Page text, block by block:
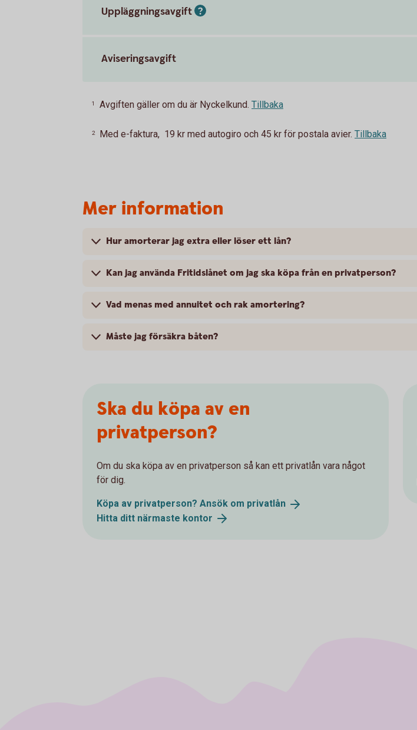
Uppläggningsavgift
Aviseringsavgift
1 Avgiften gäller om du är Nyckelkund. Tillbaka
2 Med e-faktura, 19 kr med autogiro och 45 kr för postala avier. Tillbaka
Mer information
Hur amorterar jag extra eller löser ett lån?
Kan jag använda Fritidslånet om jag ska köpa från en privatperson?
Vad menas med annuitet och rak amortering?
Måste jag försäkra båten?
Ska du köpa av en
privatperson?
Om du ska köpa av en privatperson så kan ett privatlån vara något
för dig.
Köpa av privatperson? Ansök om privatlån
Hitta ditt närmaste kontor